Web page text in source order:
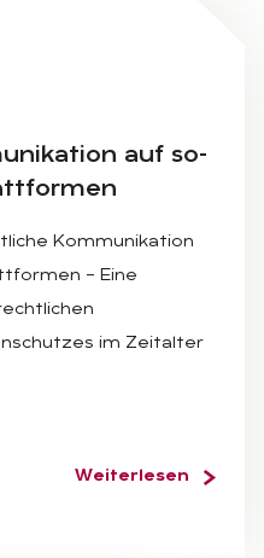
auf so­
Kommunikation
– Eine
im Zeitalter
Weiterlesen